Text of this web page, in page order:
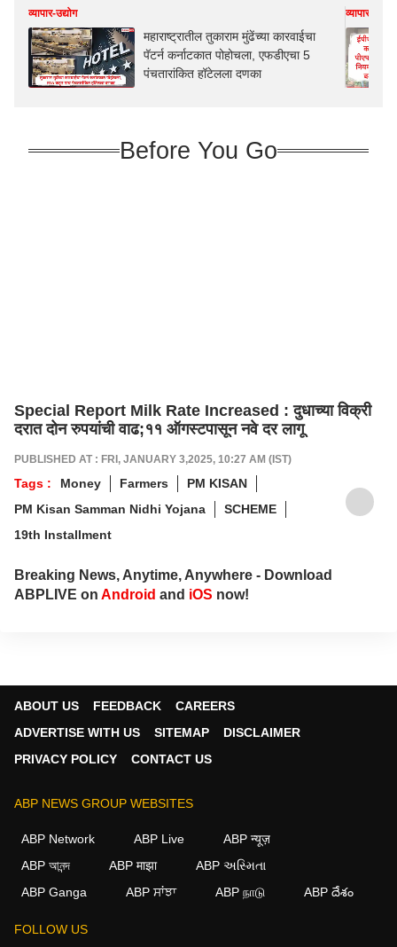
व्यापार-उद्योग
महाराष्ट्रातील तुकाराम मुंढेंच्या कारवाईचा
पॅटर्न कर्नाटकात पोहोचला, एफडीएचा 5
पंचतारांकित हॉटेलला दणका
व्यापार-उद्योग
Before You Go
Special Report Milk Rate Increased : दुधाच्या विक्री
दरात दोन रुपयांची वाढ;११ ऑगस्टपासून नवे दर लागू
PUBLISHED AT : FRI, JANUARY 3,2025, 10:27 AM (IST)
Tags : Money Farmers
PM KISAN
PM Kisan Samman Nidhi Yojana
SCHEME
19th Installment
Breaking News, Anytime, Anywhere - Download
ABPLIVE on Android and iOS now!
ABOUT US FEEDBACK
CAREERS
ADVERTISE WITH US
SITEMAP
DISCLAIMER
PRIVACY POLICY
CONTACT US
ABP NEWS GROUP WEBSITES
ABP Network ABP Live
ABP न्यूज़
ABP আনন্দ
ABP माझा
ABP અસ્મિતા
ABP Ganga
ABP ਸਾਂਝਾ ABP நாடு ABP దేశం
FOLLOW US
We use cookies to improve your experience, analyze
agree to our use of cookies.